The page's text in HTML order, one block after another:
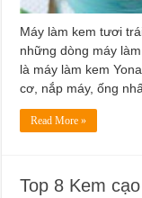
Máy làm kem tươi
những dòng máy
là máy làm kem
cơ, nắp máy, ống
Read More »
Top 8 Kem